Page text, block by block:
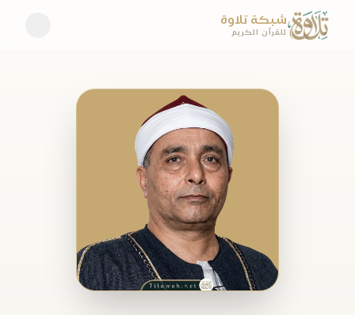
شبكة تلاوة
للقرآن الكريم